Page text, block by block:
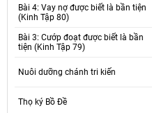
Bài 4: Vay nợ được biết là bần tiện
(Kinh Tập 80)
Bài 3: Cướp đoạt được biết là bần
tiện (Kinh Tập 79)
Nuôi dưỡng chánh tri kiến
Thọ ký Bồ Đề